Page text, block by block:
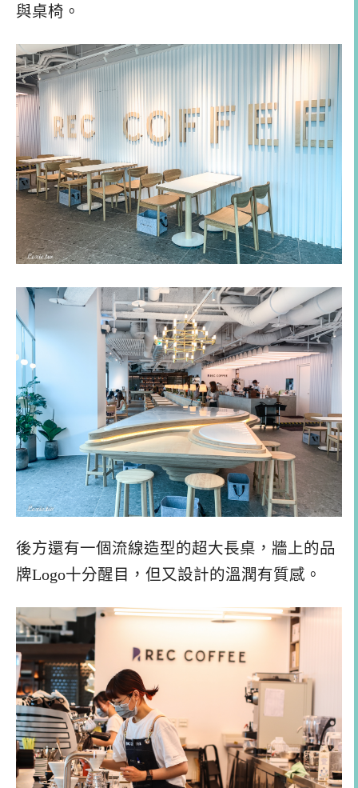
與桌椅。
後方還有一個流線造型的超大長桌，牆上的品
牌Logo十分醒目，但又設計的溫潤有質感。